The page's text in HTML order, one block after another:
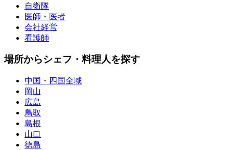
自衛隊
医師・医者
会社経営
看護師
場所からシェフ・料理人を探す
中国・四国全域
岡山
広島
鳥取
島根
山口
徳島